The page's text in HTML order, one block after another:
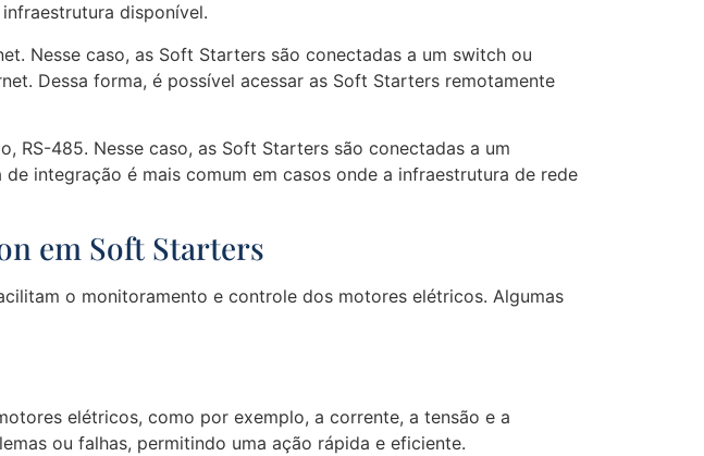
disponível.
Nesse caso, as Soft Starters são conectadas a um switch ou
Dessa forma, é possível acessar as Soft Starters remotamente
RS-485. Nesse caso, as Soft Starters são conectadas a um
integração é mais comum em casos onde a infraestrutura de rede
em Soft Starters
o monitoramento e controle dos motores elétricos. Algumas
elétricos, como por exemplo, a corrente, a tensão e a
ou falhas, permitindo uma ação rápida e eficiente.